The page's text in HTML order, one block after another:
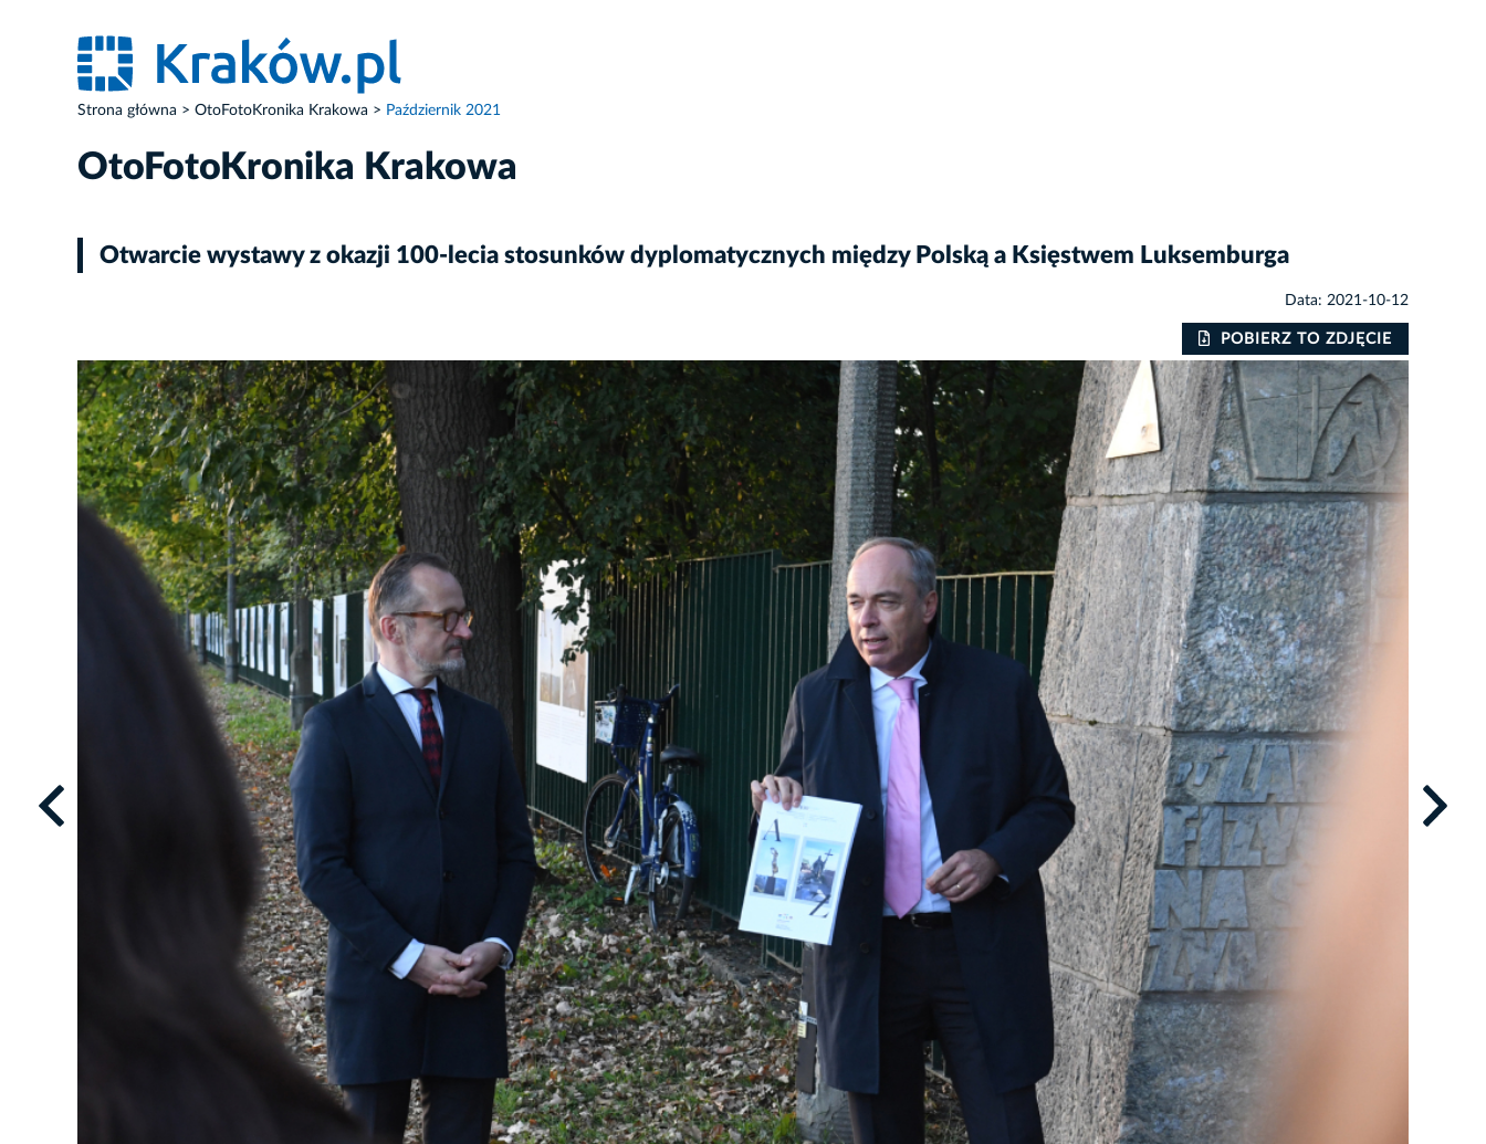
Strona główna OtoFotoKronika Krakowa Październik 2021
OtoFotoKronika Krakowa
Otwarcie wystawy z okazji 100-lecia stosunków dyplomatycznych między Polską a Księstwem Luksemburga
Data: 2021-10-12
POBIERZ TO ZDJĘCIE